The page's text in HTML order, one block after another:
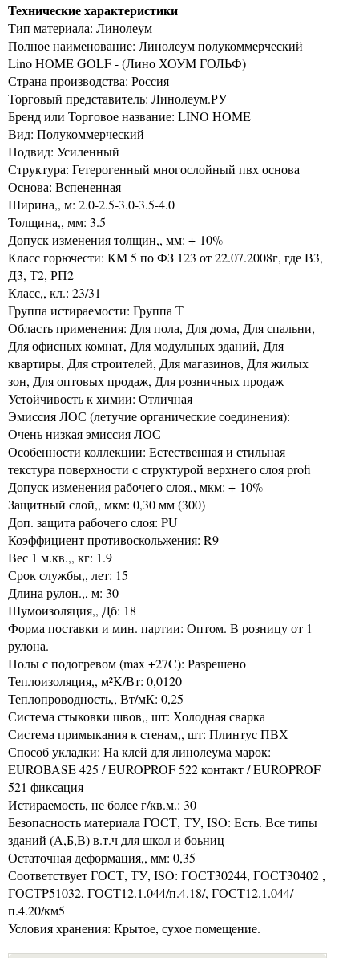
Технические характеристики
Тип материала: Линолеум
Полное наименование: Линолеум полукоммерческий
Lino HOME GOLF - (Лино ХОУМ ГОЛЬФ)
Страна производства: Россия
Торговый представитель: Линолеум.РУ
Бренд или Торговое название: LINO HOME
Вид: Полукоммерческий
Подвид: Усиленный
Структура: Гетерогенный многослойный пвх основа
Основа: Вспененная
Ширина,, м: 2.0-2.5-3.0-3.5-4.0
Толщина,, мм: 3.5
Допуск изменения толщин,, мм: +-10%
Класс горючести: КМ 5 по ФЗ 123 от 22.07.2008г, где В3,
Д3, Т2, РП2
Класс,, кл.: 23/31
Группа истираемости: Группа Т
Область применения: Для пола, Для дома, Для спальни,
Для офисных комнат, Для модульных зданий, Для
квартиры, Для строителей, Для магазинов, Для жилых
зон, Для оптовых продаж, Для розничных продаж
Устойчивость к химии: Отличная
Эмиссия ЛОС (летучие органические соединения):
Очень низкая эмиссия ЛОС
Особенности коллекции: Естественная и стильная
текстура поверхности с структурой верхнего слоя profi
Допуск изменения рабочего слоя,, мкм: +-10%
Защитный слой,, мкм: 0,30 мм (300)
Доп. защита рабочего слоя: PU
Коэффициент противоскольжения: R9
Вес 1 м.кв.,, кг: 1.9
Срок службы,, лет: 15
Длина рулон.,, м: 30
Шумоизоляция,, Дб: 18
Форма поставки и мин. партии: Оптом. В розницу от 1
рулона.
Полы с подогревом (max +27C): Разрешено
Теплоизоляция,, м²K/Вт: 0,0120
Теплопроводность,, Вт/мК: 0,25
Система стыковки швов,, шт: Холодная сварка
Система примыкания к стенам,, шт: Плинтус ПВХ
Способ укладки: На клей для линолеума марок:
EUROBASE 425 / EUROPROF 522 контакт / EUROPROF
521 фиксация
Истираемость, не более г/кв.м.: 30
Безопасность материала ГОСТ, ТУ, ISO: Есть. Все типы
зданий (А,Б,В) в.т.ч для школ и боьниц
Остаточная деформация,, мм: 0,35
Соответствует ГОСТ, ТУ, ISO: ГОСТ30244, ГОСТ30402 ,
ГОСТP51032, ГОСТ12.1.044/п.4.18/, ГОСТ12.1.044/
п.4.20/км5
Условия хранения: Крытое, сухое помещение.